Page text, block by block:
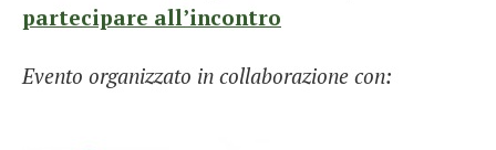
partecipare all’incontro
Evento organizzato in collaborazione con: